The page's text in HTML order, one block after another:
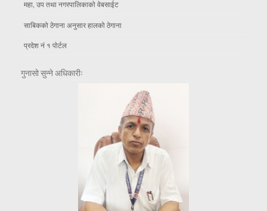
महा, उप तथा नगरपालिकाकाे वेबसाईट
साबिकको ठेगाना अनुसार हालको ठेगाना
प्रदेश नं १ पोर्टल
गुनासो सुन्ने अधिकारीः